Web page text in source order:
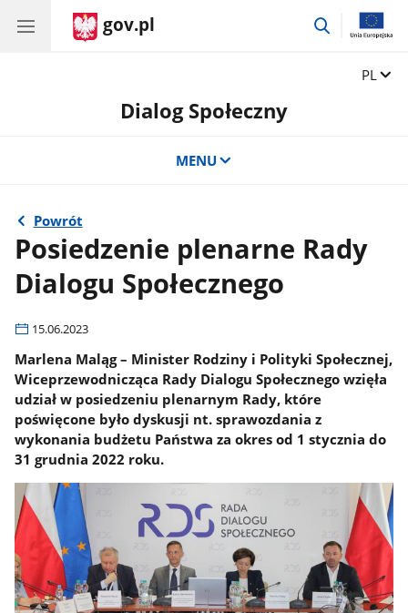
gov.pl
przejdź
Zmień
PL
Dialog Społeczny
MENU
Powrót
Posiedzenie plenarne Rady
Dialogu Społecznego
15.06.2023
Marlena Maląg – Minister Rodziny i Polityki Społecznej,
Wiceprzewodnicząca Rady Dialogu Społecznego wzięła
udział w posiedzeniu plenarnym Rady, które
poświęcone było dyskusji nt. sprawozdania z
wykonania budżetu Państwa za okres od 1 stycznia do
31 grudnia 2022 roku.